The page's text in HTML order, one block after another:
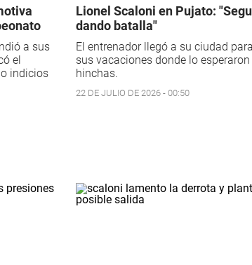
a sus
el
indicios
Lionel Scaloni en Pujato:
dando batalla"
El entrenador llegó a su ciudad
sus vacaciones donde lo
hinchas.
22 DE JULIO DE 2026 - 00:50